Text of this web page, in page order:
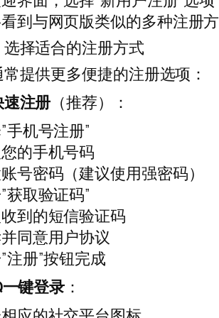
到与网页版类似的多种注册
择适合的注册方式
提供更多便捷的注册选项：
注册 （推荐）：
手机号注册”
的手机号码
号密码（建议使用强密码）
获取验证码”
到的短信验证码
同意用户协议
注册”按钮完成
键登录 ：